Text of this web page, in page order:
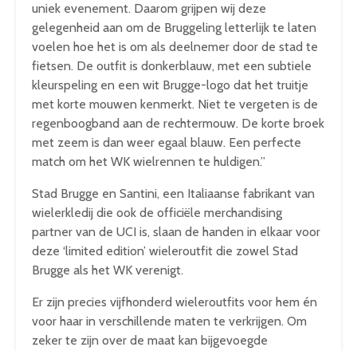
uniek evenement. Daarom grijpen wij deze
gelegenheid aan om de Bruggeling letterlijk te laten
voelen hoe het is om als deelnemer door de stad te
fietsen. De outfit is donkerblauw, met een subtiele
kleurspeling en een wit Brugge-logo dat het truitje
met korte mouwen kenmerkt. Niet te vergeten is de
regenboogband aan de rechtermouw. De korte broek
met zeem is dan weer egaal blauw. Een perfecte
match om het WK wielrennen te huldigen.”
Stad Brugge en Santini, een Italiaanse fabrikant van
wielerkledij die ook de officiële merchandising
partner van de UCI is, slaan de handen in elkaar voor
deze ‘limited edition’ wieleroutfit die zowel Stad
Brugge als het WK verenigt.
Er zijn precies vijfhonderd wieleroutfits voor hem én
voor haar in verschillende maten te verkrijgen. Om
zeker te zijn over de maat kan bijgevoegde